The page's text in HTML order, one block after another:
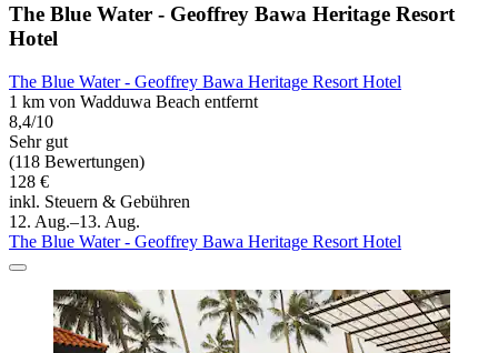
The Blue Water - Geoffrey Bawa Heritage Resort
Hotel
The Blue Water - Geoffrey Bawa Heritage Resort Hotel
1 km von Wadduwa Beach entfernt
8,4/10
Sehr gut
(118 Bewertungen)
128 €
inkl. Steuern & Gebühren
12. Aug.–13. Aug.
The Blue Water - Geoffrey Bawa Heritage Resort Hotel